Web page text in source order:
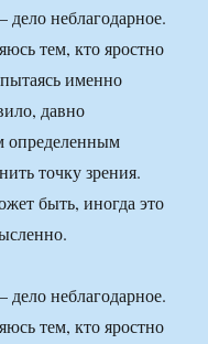
неблагодарное.
тем, кто яростно
именно
давно
определенным
точку зрения.
быть, иногда это
неблагодарное.
тем, кто яростно